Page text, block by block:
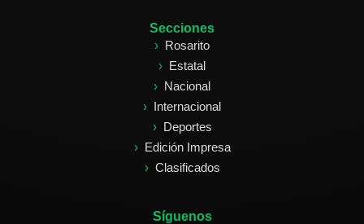
Secciones
Rosarito
Estatal
Nacional
Internacional
Deportes
Edición Impresa
Clasificados
Síguenos